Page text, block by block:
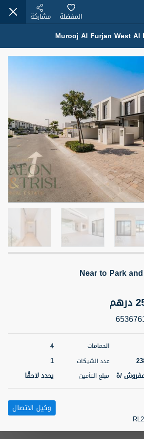
Modern Renovated Unit Near
حمام
1
المنطقة (متر
مربع)
70.03
مفروش /ة
الشيكات
1
رقم الوسيط
أتصل الأن
ELBRUS TOWER
71.39
ة 2
ABDEMANAF
KHANBHAI
أتصل
الأن
Murooj Al Furjan West Al
المفضلة مشاركة
Near to Park
الحمامات 4
عدد الشيكات 1
/ة مبلغ التأمين يحدد لاحقًا
وكيل الاتصال
خريطة